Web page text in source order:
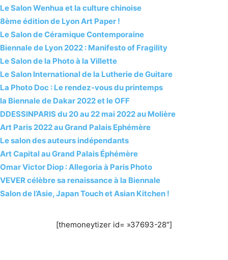
Le Salon Wenhua et la culture chinoise
8ème édition de Lyon Art Paper !
Le Salon de Céramique Contemporaine
Biennale de Lyon 2022 : Manifesto of Fragility
Le Salon de la Photo à la Villette
Le Salon International de la Lutherie de Guitare
La Photo Doc : Le rendez-vous du printemps
la Biennale de Dakar 2022 et le OFF
DDESSINPARIS du 20 au 22 mai 2022 au Molière
Art Paris 2022 au Grand Palais Ephémère
Le salon des auteurs indépendants
Art Capital au Grand Palais Éphémère
Omar Victor Diop : Allegoria à Paris Photo
VEVER célèbre sa renaissance à la Biennale
Salon de l’Asie, Japan Touch et Asian Kitchen !
[themoneytizer id= »37693-28″]